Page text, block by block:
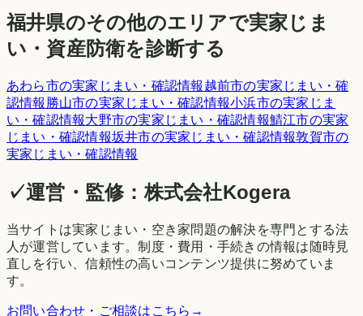
福井県のその他のエリアで実家じま
い・資産防衛を診断する
あわら市の実家じまい・確認情報 越前市の実家じまい・確
認情報 勝山市の実家じまい・確認情報小浜市の実家じま
い・確認情報大野市の実家じまい・確認情報鯖江市の実家
じまい・確認情報坂井市の実家じまい・確認情報敦賀市の
実家じまい・確認情報
✓運営・監修：株式会社Kogera
当サイトは実家じまい・空き家問題の解決を専門とする法
人が運営しています。制度・費用・手続きの情報は随時見
直しを行い、信頼性の高いコンテンツ提供に努めていま
す。
お問い合わせ・ご相談はこちら →